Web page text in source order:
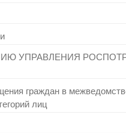
УПРАВЛЕНИЯ
граждан в
лиц